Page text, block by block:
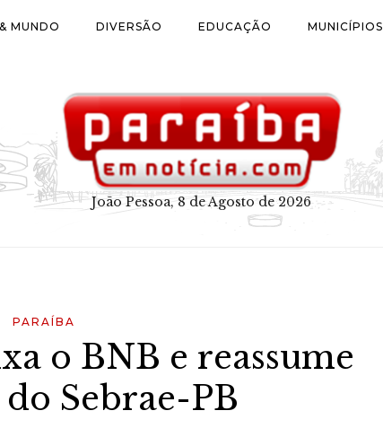
MUNDO DIVERSÃO EDUCAÇÃO MUNICÍPIOS
João Pessoa, 8 de Agosto de 2026
PARAÍBA
o BNB e reassume
Sebrae-PB